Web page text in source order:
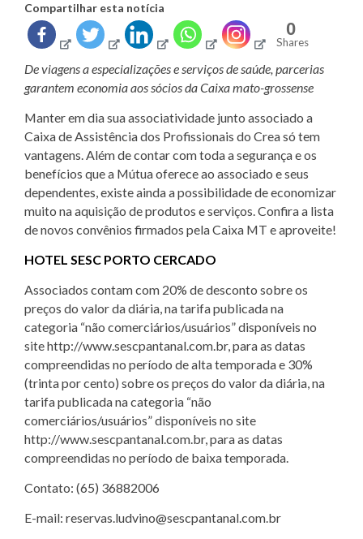
Compartilhar esta notícia
0
Shares
De viagens a especializações e serviços de saúde, parcerias
garantem economia aos sócios da Caixa mato-grossense
Manter em dia sua associatividade junto associado a
Caixa de Assistência dos Profissionais do Crea só tem
vantagens. Além de contar com toda a segurança e os
benefícios que a Mútua oferece ao associado e seus
dependentes, existe ainda a possibilidade de economizar
muito na aquisição de produtos e serviços. Confira a lista
de novos convênios firmados pela Caixa MT e aproveite!
HOTEL SESC PORTO CERCADO
Associados contam com 20% de desconto sobre os
preços do valor da diária, na tarifa publicada na
categoria “não comerciários/usuários” disponíveis no
site http://www.sescpantanal.com.br, para as datas
compreendidas no período de alta temporada e 30%
(trinta por cento) sobre os preços do valor da diária, na
tarifa publicada na categoria “não
comerciários/usuários” disponíveis no site
http://www.sescpantanal.com.br, para as datas
compreendidas no período de baixa temporada.
Contato: (65) 36882006
E-mail: reservas.ludvino@sescpantanal.com.br